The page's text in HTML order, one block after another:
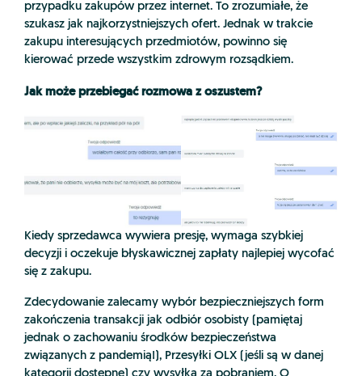
przypadku zakupów przez internet. To zrozumiałe, że
szukasz jak najkorzystniejszych ofert. Jednak w trakcie
zakupu interesujących przedmiotów, powinno się
kierować przede wszystkim zdrowym rozsądkiem.
Jak może przebiegać rozmowa z oszustem?
Kiedy sprzedawca wywiera presję, wymaga szybkiej
decyzji i oczekuje błyskawicznej zapłaty najlepiej wycofać
się z zakupu.
Zdecydowanie zalecamy wybór bezpieczniejszych form
zakończenia transakcji jak odbiór osobisty (pamiętaj
jednak o zachowaniu środków bezpieczeństwa
związanych z pandemią!), Przesyłki OLX (jeśli są w danej